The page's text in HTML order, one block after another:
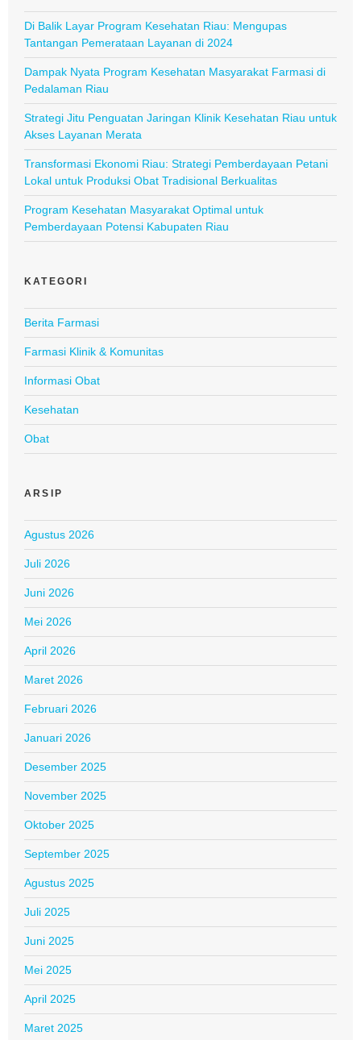
Di Balik Layar Program Kesehatan Riau: Mengupas
Tantangan Pemerataan Layanan di 2024
Dampak Nyata Program Kesehatan Masyarakat Farmasi di
Pedalaman Riau
Strategi Jitu Penguatan Jaringan Klinik Kesehatan Riau untuk
Akses Layanan Merata
Transformasi Ekonomi Riau: Strategi Pemberdayaan Petani
Lokal untuk Produksi Obat Tradisional Berkualitas
Program Kesehatan Masyarakat Optimal untuk
Pemberdayaan Potensi Kabupaten Riau
KATEGORI
Berita Farmasi
Farmasi Klinik & Komunitas
Informasi Obat
Kesehatan
Obat
ARSIP
Agustus 2026
Juli 2026
Juni 2026
Mei 2026
April 2026
Maret 2026
Februari 2026
Januari 2026
Desember 2025
November 2025
Oktober 2025
September 2025
Agustus 2025
Juli 2025
Juni 2025
Mei 2025
April 2025
Maret 2025